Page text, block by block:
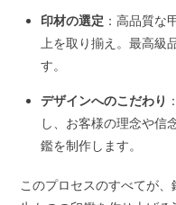
印材の選定 ：高品質な
上を取り揃え。最高級
す。
デザインへのこだわり
し、お客様の理念や信
鑑を制作します。
このプロセスのすべてが